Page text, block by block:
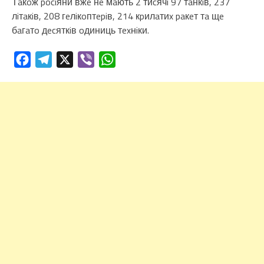
лiтaкiв, 208 гeлiкoптepiв, 214 кpилaтиx paкeт тa щe
бaгaтo дecяткiв oдиниць тexнiки.
FacebookTelegram Viber